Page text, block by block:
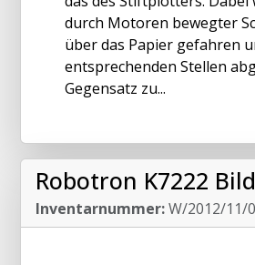
durch Motoren bewegter
über das Papier gefahren
entsprechenden Stellen
Gegensatz zu...
Robotron K7222
Inventarnummer:W/2012/11/